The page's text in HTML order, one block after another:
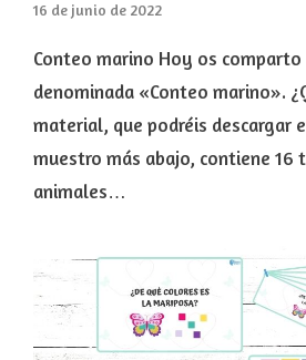
16 de junio de 2022
Conteo marino Hoy os
denominada «Conteo marino».
material, que podréis descargar
muestro más abajo, contiene 16
animales…